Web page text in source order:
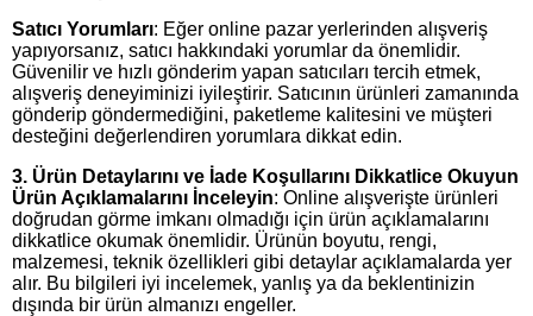
Satıcı Yorumları: Eğer online pazar yerlerinden alışveriş
yapıyorsanız, satıcı hakkındaki yorumlar da önemlidir.
Güvenilir ve hızlı gönderim yapan satıcıları tercih etmek,
alışveriş deneyiminizi iyileştirir. Satıcının ürünleri zamanında
gönderip göndermediğini, paketleme kalitesini ve müşteri
desteğini değerlendiren yorumlara dikkat edin.
3. Ürün Detaylarını ve İade Koşullarını Dikkatlice Okuyun
Ürün Açıklamalarını İnceleyin: Online alışverişte ürünleri
doğrudan görme imkanı olmadığı için ürün açıklamalarını
dikkatlice okumak önemlidir. Ürünün boyutu, rengi,
malzemesi, teknik özellikleri gibi detaylar açıklamalarda yer
alır. Bu bilgileri iyi incelemek, yanlış ya da beklentinizin
dışında bir ürün almanızı engeller.